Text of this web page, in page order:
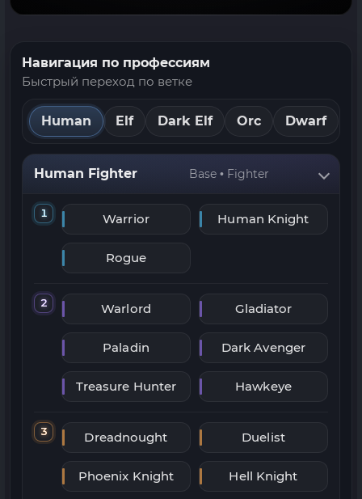
Навигация по профессиям
Быстрый переход по ветке
Human Elf Dark Elf Orc Dwarf
Human Fighter Base • Fighter
1 Warrior Human Knight
Rogue
2 Warlord Gladiator
Paladin Dark Avenger
Treasure Hunter Hawkeye
3 Dreadnought Duelist
Phoenix Knight Hell Knight